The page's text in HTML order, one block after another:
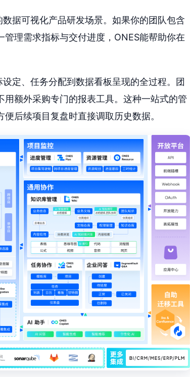
据可视化产品研发场景。如果你的团队包含
理需求指标与交付进度，ONES能帮助你在
定、任务分配到数据看板呈现的全过程。团
额外采购专门的报表工具。这种一站式的管
后续项目复盘时直接调取历史数据。